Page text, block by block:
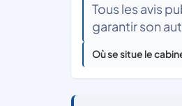
Tous les avis
garantir son
Où se situe le